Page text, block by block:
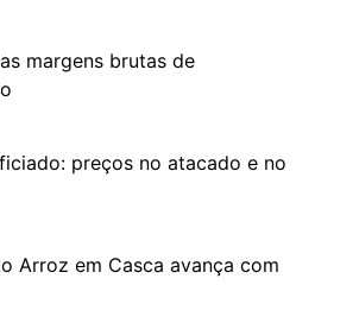
margens brutas de
preços no atacado e no
Arroz em Casca avança com